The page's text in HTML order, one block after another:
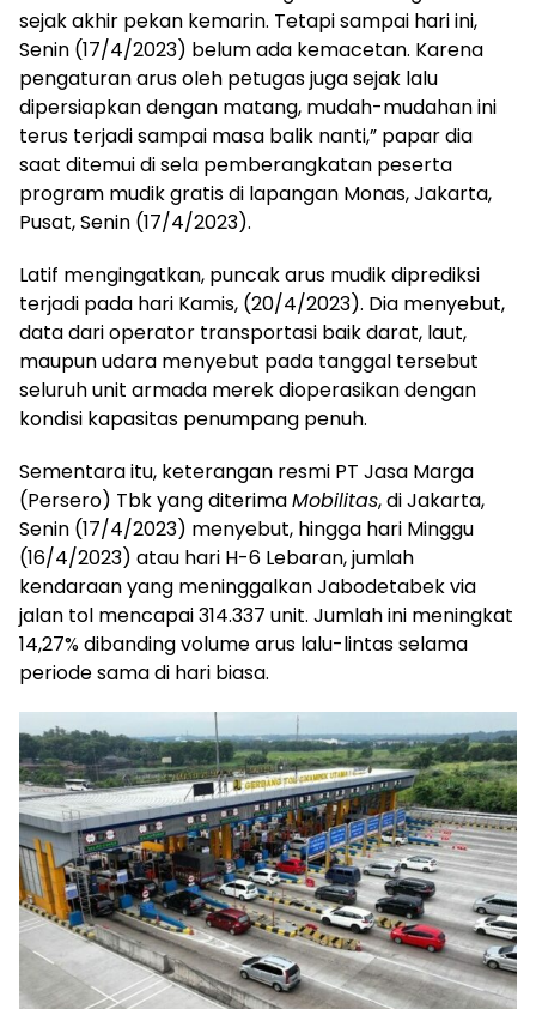
sejak akhir pekan kemarin. Tetapi sampai hari ini,
Senin (17/4/2023) belum ada kemacetan. Karena
pengaturan arus oleh petugas juga sejak lalu
dipersiapkan dengan matang, mudah-mudahan ini
terus terjadi sampai masa balik nanti,” papar dia
saat ditemui di sela pemberangkatan peserta
program mudik gratis di lapangan Monas, Jakarta,
Pusat, Senin (17/4/2023).
Latif mengingatkan, puncak arus mudik diprediksi
terjadi pada hari Kamis, (20/4/2023). Dia menyebut,
data dari operator transportasi baik darat, laut,
maupun udara menyebut pada tanggal tersebut
seluruh unit armada merek dioperasikan dengan
kondisi kapasitas penumpang penuh.
Sementara itu, keterangan resmi PT Jasa Marga
(Persero) Tbk yang diterimaMobilitas, di Jakarta,
Senin (17/4/2023) menyebut, hingga hari Minggu
(16/4/2023) atau hari H-6 Lebaran, jumlah
kendaraan yang meninggalkan Jabodetabek via
jalan tol mencapai 314.337 unit. Jumlah ini meningkat
14,27% dibanding volume arus lalu-lintas selama
periode sama di hari biasa.